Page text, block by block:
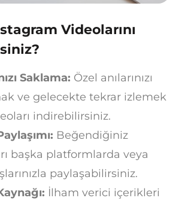
Videolarını
Saklama: Özel anılarınızı
ve gelecekte tekrar izlemek
indirebilirsiniz.
Beğendiğiniz
başka platformlarda veya
paylaşabilirsiniz.
İlham verici içerikleri